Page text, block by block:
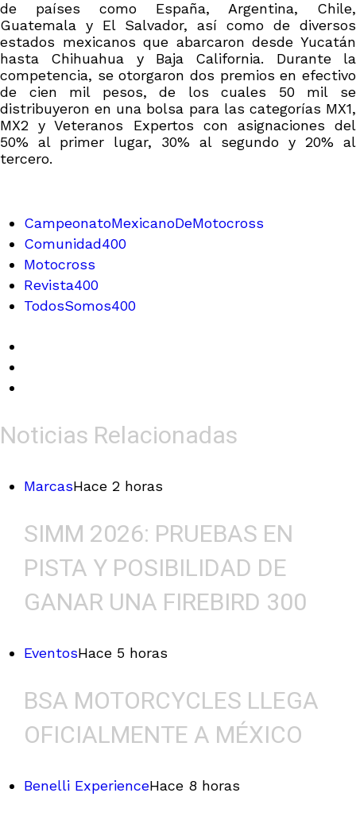
de países como España, Argentina, Chile,
Guatemala y El Salvador, así como de diversos
estados mexicanos que abarcaron desde Yucatán
hasta Chihuahua y Baja California. Durante la
competencia, se otorgaron dos premios en efectivo
de cien mil pesos, de los cuales 50 mil se
distribuyeron en una bolsa para las categorías MX1,
MX2 y Veteranos Expertos con asignaciones del
50% al primer lugar, 30% al segundo y 20% al
tercero.
CampeonatoMexicanoDeMotocross
Comunidad400
Motocross
Revista400
TodosSomos400
Noticias Relacionadas
MarcasHace 2 horas
SIMM 2026: PRUEBAS EN
PISTA Y POSIBILIDAD DE
GANAR UNA FIREBIRD 300
EventosHace 5 horas
BSA MOTORCYCLES LLEGA
OFICIALMENTE A MÉXICO
Benelli ExperienceHace 8 horas